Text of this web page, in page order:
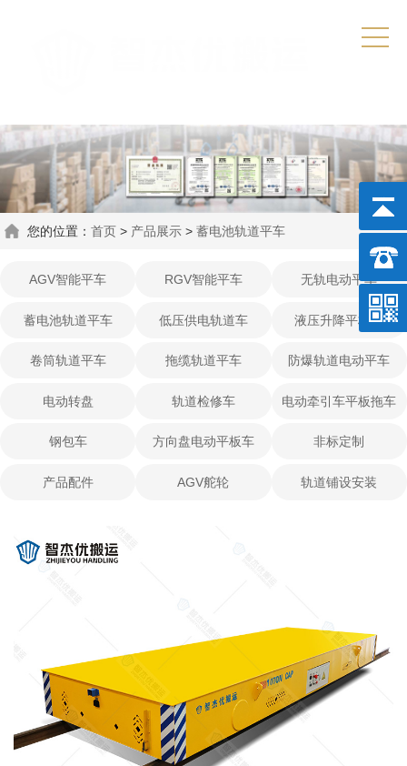
您的位置： 首页 > 产品展示 > 蓄电池轨道平车
AGV智能平车 RGV智能平车 无轨电动平车
蓄电池轨道平车 低压供电轨道车 液压升降平板车
卷筒轨道平车 拖缆轨道平车 防爆轨道电动平车
电动转盘 轨道检修车 电动牵引车平板拖车
钢包车 方向盘电动平板车 非标定制
产品配件 AGV舵轮 轨道铺设安装